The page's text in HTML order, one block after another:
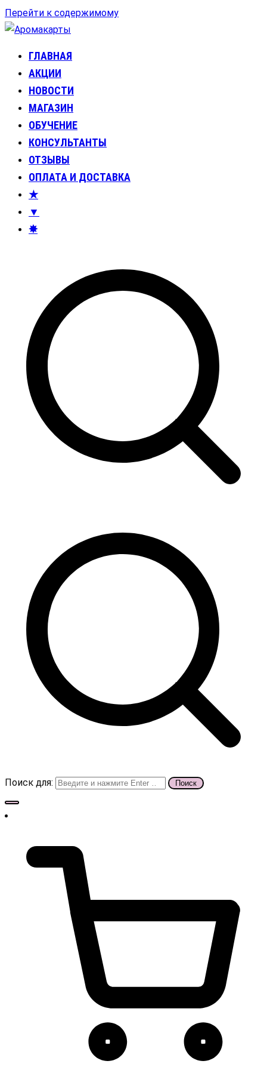
Перейти к содержимому
Аромакарты
Психологические эфирные карты • Аромапсихология
ГЛАВНАЯ
АКЦИИ
НОВОСТИ
МАГАЗИН
ОБУЧЕНИЕ
КОНСУЛЬТАНТЫ
ОТЗЫВЫ
ОПЛАТА И ДОСТАВКА
★
▼
✸
Поиск для: